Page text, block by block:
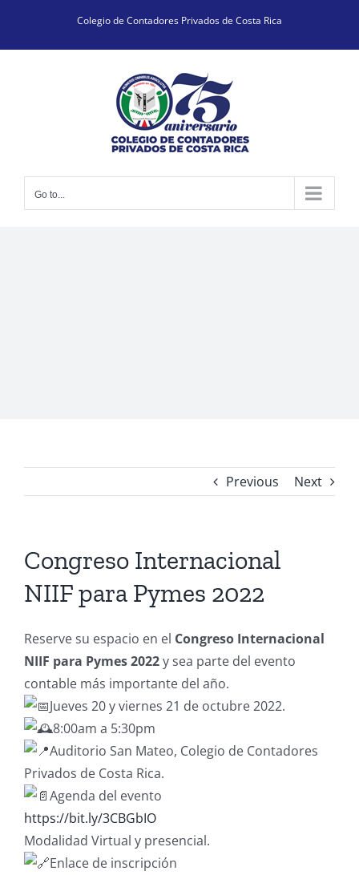
content
Colegio de Contadores Privados de Costa Rica
Go to...
Previous Next
Congreso Internacional
NIIF para Pymes 2022
Reserve su espacio en el Congreso Internacional
NIIF para Pymes 2022y sea parte del evento
contable más importante del año.
Jueves 20 y viernes 21 de octubre 2022.
8:00am a 5:30pm
Auditorio San Mateo, Colegio de Contadores
Privados de Costa Rica.
Agenda del evento
https://bit.ly/3CBGbIO
Modalidad Virtual y presencial.
Enlace de inscripción